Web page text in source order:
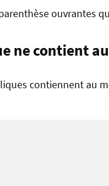
ouvrantes
ne contient
contiennent au